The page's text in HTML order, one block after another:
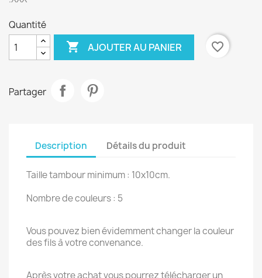
Quantité
 AJOUTER AU PANIER favorite_border
Partager
Description Détails du produit
Taille tambour minimum : 10x10cm.
Nombre de couleurs : 5
Vous pouvez bien évidemment changer la couleur
des fils à votre convenance.
Après votre achat vous pourrez télécharger un